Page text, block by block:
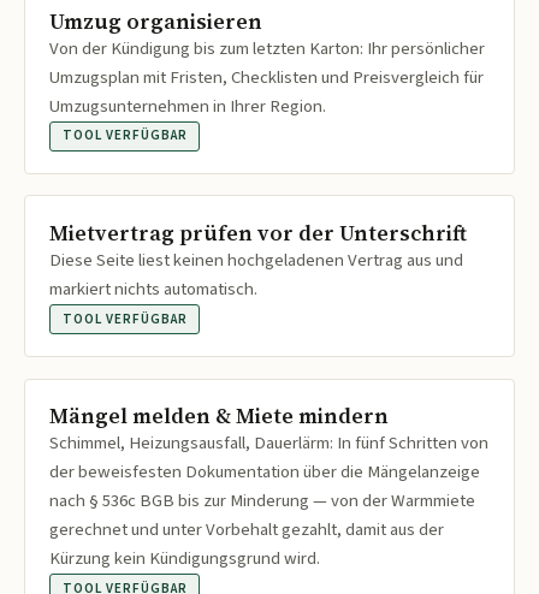
Umzug organisieren
Von der Kündigung bis zum letzten Karton: Ihr persönlicher
Umzugsplan mit Fristen, Checklisten und Preisvergleich für
Umzugsunternehmen in Ihrer Region.
TOOL VERFÜGBAR
Mietvertrag prüfen vor der Unterschrift
Diese Seite liest keinen hochgeladenen Vertrag aus und
markiert nichts automatisch.
TOOL VERFÜGBAR
Mängel melden & Miete mindern
Schimmel, Heizungsausfall, Dauerlärm: In fünf Schritten von
der beweisfesten Dokumentation über die Mängelanzeige
nach § 536c BGB bis zur Minderung — von der Warmmiete
gerechnet und unter Vorbehalt gezahlt, damit aus der
Kürzung kein Kündigungsgrund wird.
TOOL VERFÜGBAR